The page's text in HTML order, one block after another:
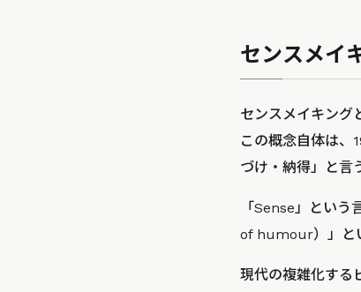
センスメイ
センスメイキング
この概念自体は、
づけ・納得」と言
「Sense」とい
of humour）」と
現代の複雑化する